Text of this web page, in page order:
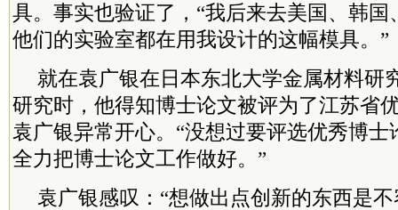
具。事实也验证了，“我后来去美国、韩
他们的实验室都在用我设计的这幅模具。”
就在袁广银在日本东北大学金属材料研
研究时，他得知博士论文被评为了江苏省
袁广银异常开心。“没想过要评选优秀博
全力把博士论文工作做好。”
袁广银感叹：“想做出点创新的东西是